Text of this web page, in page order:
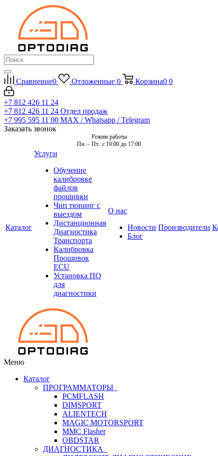
Сравнение0 Отложенные 0 Корзина0 0
+7 812 426 11 24
+7 812 426 11 24 Отдел продаж
+7 995 595 11 00 MAX / Whatsapp / Telegram
Заказать звонок
Режим работы
Пн. – Пт.: с 10:00 до 17:00
Каталог
Услуги
Обучение
калибровке
файлов
прошивки
Чип тюнинг с
выездом
Дистанционная
Диагностика
Транспорта
Калибровка
Прошивок
ECU
Установка ПО
для
диагностики
О нас
Новости
Блог
Производители
Меню
Каталог
ПРОГРАММАТОРЫ
PCMFLASH
DIMSPORT
ALIENTECH
MAGIC MOTORSPORT
MMC Flasher
OBDSTAR
ДИАГНОСТИКА